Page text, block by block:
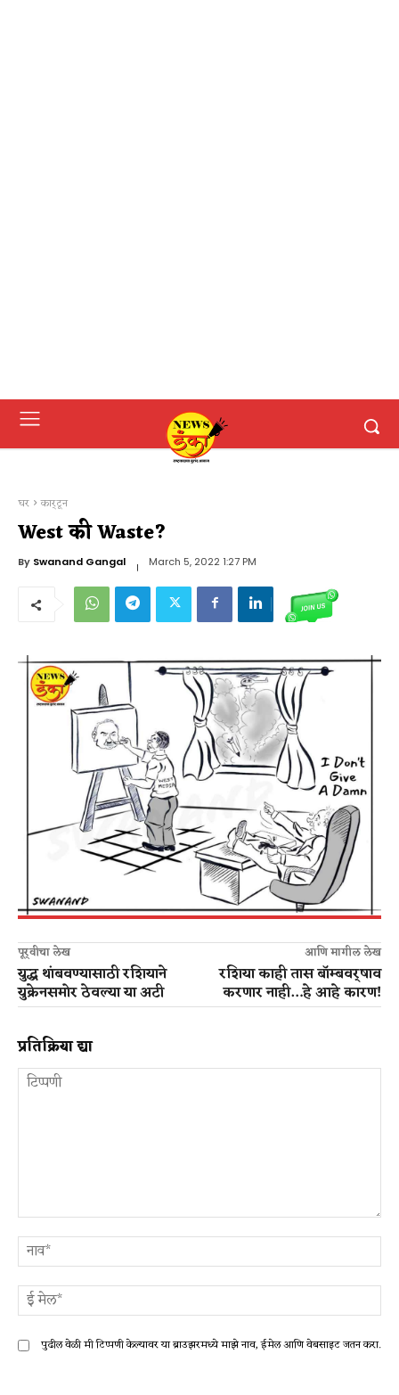
घर कार्टून
West की Waste?
By Swanand Gangal March 5, 2022 1:27 PM
पूर्वीचा लेख
युद्ध थांबवण्यासाठी रशियाने
युक्रेनसमोर ठेवल्या या अटी
आणि मागील लेख
रशिया काही तास बॉम्बवर्षाव
करणार नाही…हे आहे कारण!
प्रतिक्रिया द्या
पुढील वेळी मी टिप्पणी केल्यावर या ब्राउझरमध्ये माझे नाव, ईमेल आणि वेबसाइट जतन करा.